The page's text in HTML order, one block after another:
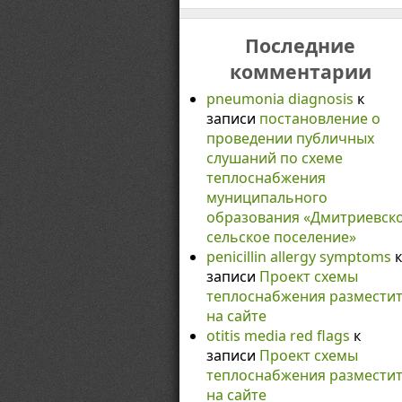
Последние
комментарии
pneumonia diagnosis к
записи постановление о
проведении публичных
слушаний по схеме
теплоснабжения
муниципального
образования
сельское поселение»
penicillin allergy symptoms к
записи Проект схемы
теплоснабжения
на сайте
otitis media red flags к
записи Проект схемы
теплоснабжения
на сайте